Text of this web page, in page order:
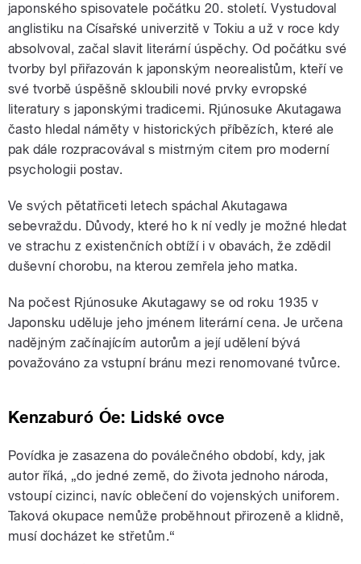
japonského spisovatele počátku 20. století. Vystudoval
anglistiku na Císařské univerzitě v Tokiu a už v roce kdy
absolvoval, začal slavit literární úspěchy. Od počátku své
tvorby byl přiřazován k japonským neorealistům, kteří ve
své tvorbě úspěšně skloubili nové prvky evropské
literatury s japonskými tradicemi. Rjúnosuke Akutagawa
často hledal náměty v historických příbězích, které ale
pak dále rozpracovával s mistrným citem pro moderní
psychologii postav.
Ve svých pětatřiceti letech spáchal Akutagawa
sebevraždu. Důvody, které ho k ní vedly je možné hledat
ve strachu z existenčních obtíží i v obavách, že zdědil
duševní chorobu, na kterou zemřela jeho matka.
Na počest Rjúnosuke Akutagawy se od roku 1935 v
Japonsku uděluje jeho jménem literární cena. Je určena
nadějným začínajícím autorům a její udělení bývá
považováno za vstupní bránu mezi renomované tvůrce.
Kenzaburó Óe: Lidské ovce
Povídka je zasazena do poválečného období, kdy, jak
autor říká, „do jedné země, do života jednoho národa,
vstoupí cizinci, navíc oblečení do vojenských uniforem.
Taková okupace nemůže proběhnout přirozeně a klidně,
musí docházet ke střetům.“